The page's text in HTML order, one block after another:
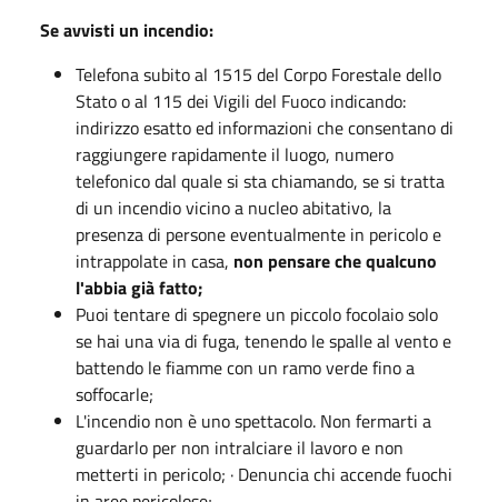
Se avvisti un incendio:
Telefona subito al 1515 del Corpo Forestale dello
Stato o al 115 dei Vigili del Fuoco indicando:
indirizzo esatto ed informazioni che consentano di
raggiungere rapidamente il luogo, numero
telefonico dal quale si sta chiamando, se si tratta
di un incendio vicino a nucleo abitativo, la
presenza di persone eventualmente in pericolo e
intrappolate in casa, non pensare che qualcuno
l'abbia già fatto;
Puoi tentare di spegnere un piccolo focolaio solo
se hai una via di fuga, tenendo le spalle al vento e
battendo le fiamme con un ramo verde fino a
soffocarle;
L'incendio non è uno spettacolo. Non fermarti a
guardarlo per non intralciare il lavoro e non
metterti in pericolo; · Denuncia chi accende fuochi